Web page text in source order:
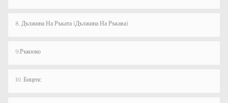
8. Дължина На Ръката (дължина На Ръкава)
9.Ръкооко
10. Бицепс